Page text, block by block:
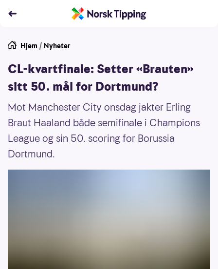
Hjem / Nyheter
CL-kvartfinale: Setter «Brauten»
sitt 50. mål for Dortmund?
Mot Manchester City onsdag jakter Erling
Braut Haaland både semifinale i Champions
League og sin 50. scoring for Borussia
Dortmund.